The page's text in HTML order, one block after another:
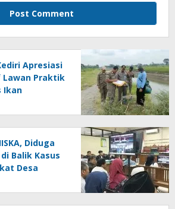
Apresiasi
Praktik
Ikan
Diduga
Balik Kasus
Desa